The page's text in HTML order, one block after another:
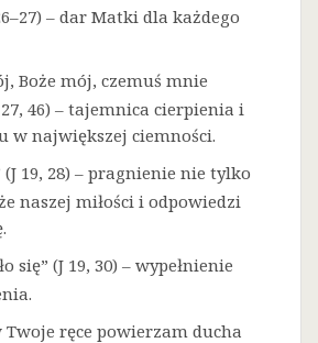
– dar Matki dla każdego
Boże mój, czemuś mnie
27, 46) – tajemnica cierpienia i
w największej ciemności.
(J 19, 28) – pragnienie nie tylko
naszej miłości i odpowiedzi
się” (J 19, 30) – wypełnienie
Twoje ręce powierzam ducha